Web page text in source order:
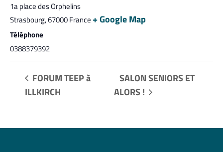
1a place des Orphelins
Strasbourg,67000France+ Google Map
Téléphone
0388379392
FORUM TEEP à
ILLKIRCH
SALON SENIORS ET
ALORS !